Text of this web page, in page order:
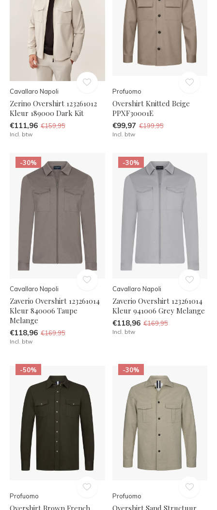
Cavallaro Napoli
Zerino Overshirt 123261012
Kleur 189000 Dark Kit
€111,96 €159,95
Incl. btw
Profuomo
Overshirt Knitted Beige
PPXF30001E
€99,97 €199,95
Incl. btw
-30%
Cavallaro Napoli
Zaverio Overshirt 123261014
Kleur 840006 Taupe
Melange
€118,96 €169,95
Incl. btw
-30%
Cavallaro Napoli
Zaverio Overshirt 123261014
Kleur 941006 Grey Melange
€118,96 €169,95
Incl. btw
-50%
Profuomo
Overshirt Brown French
-30%
Profuomo
Overshirt Sand Structuur